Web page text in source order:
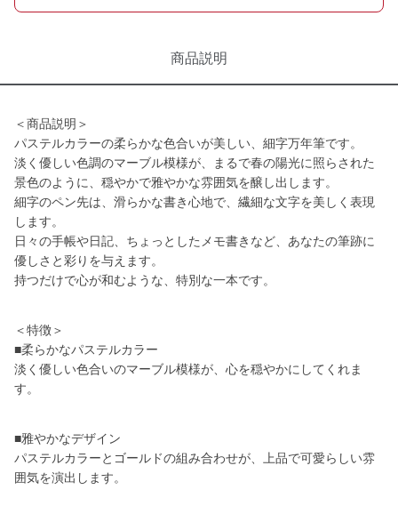
商品説明
＜商品説明＞
パステルカラーの柔らかな色合いが美しい、細字万年筆です。
淡く優しい色調のマーブル模様が、まるで春の陽光に照らされた
景色のように、穏やかで雅やかな雰囲気を醸し出します。
細字のペン先は、滑らかな書き心地で、繊細な文字を美しく表現
します。
日々の手帳や日記、ちょっとしたメモ書きなど、あなたの筆跡に
優しさと彩りを与えます。
持つだけで心が和むような、特別な一本です。
＜特徴＞
■柔らかなパステルカラー
淡く優しい色合いのマーブル模様が、心を穏やかにしてくれま
す。
■雅やかなデザイン
パステルカラーとゴールドの組み合わせが、上品で可愛らしい雰
囲気を演出します。